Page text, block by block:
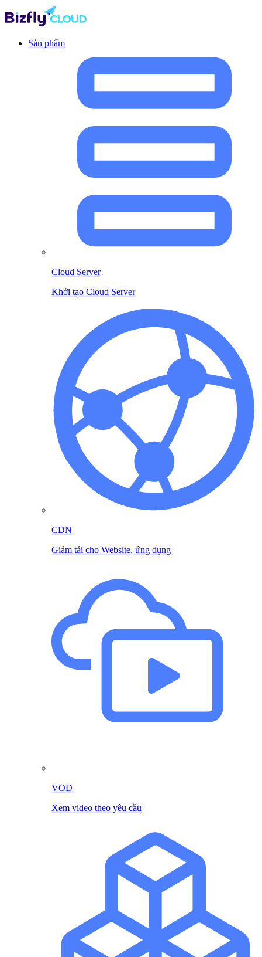
Sản phẩm
Cloud Server
Khởi tạo Cloud Server
CDN
Giảm tải cho Website, ứng dụng
VOD
Xem video theo yêu cầu